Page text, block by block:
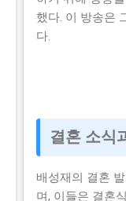
했다. 이 방송은
다.
결혼 소식
배성재의 결혼
며, 이들은 결혼